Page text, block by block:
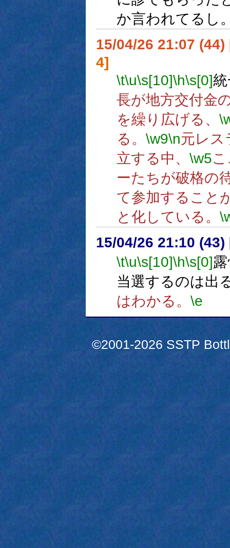
か言われてるし
15/04/26 21:07 (44)
4]
\t\u\s[10]\h\s[0]
長が地方交付金
を繰り広げる、
る。 \w9\n元レス
立する中、 \w5
ーたちが破格の
て参加すること
と化している。
15/04/26 21:10 (43)
\t\u\s[10]\h\s[0]
当選するのは出
はわかる。 \e
©2001-2026 SSTP